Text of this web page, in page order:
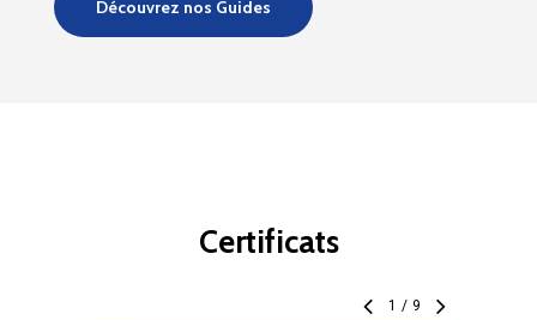
Découvrez nos Guides
Certificats
1 / 9